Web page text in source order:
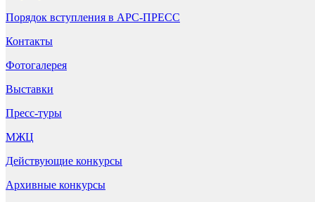
Порядок вступления в АРС-ПРЕСС
Контакты
Фотогалерея
Выставки
Пресс-туры
МЖЦ
Действующие конкурсы
Архивные конкурсы